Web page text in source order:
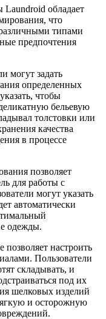
Laundroid обладает
что
типами
предпочтения
могут задать
определенных
чтобы
бельевую
толстовки или
качества
в процессе
позволяет
для работы с
могут указать
автоматически
одежды.
настроить
Пользователи
складывать, и
под их
шелковых изделий
и осторожную